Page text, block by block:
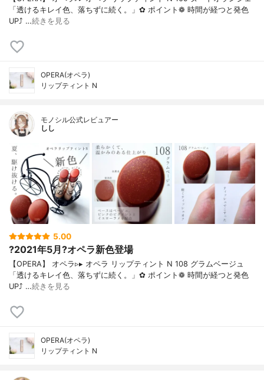
「透けるキレイ色、落ちずに続く。」✿ ポイント❁︎ 時間が経つと発色
UP⤴ …続きを見る
OPERA(オペラ)
リップティント N
モノシル公式レビュアー
しし
5.00
?2021年5月?オペラ新色登場
【OPERA】 オペラ▹▸ オペラ リップティント N 108 グラムベージュ
「透けるキレイ色、落ちずに続く。」✿ ポイント❁︎ 時間が経つと発色
UP⤴ …続きを見る
OPERA(オペラ)
リップティント N